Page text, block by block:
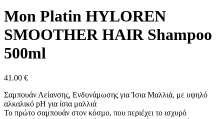
Mon Platin HYLOREN
SMOOTHER HAIR Shampoo
500ml
41.00 €
Σαμπουάν Λείανσης, Ενδυνάμωσης για Ίσια Μαλλιά, με υψηλό
αλκαλικό pH για ίσια μαλλιά
Το πρώτο σαμπουάν στον κόσμο, που περιέχει το ισχυρό